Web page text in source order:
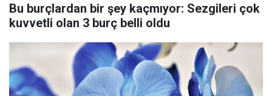
Bu burçlardan bir şey kaçmıyor: Sezgileri çok
kuvvetli olan 3 burç belli oldu